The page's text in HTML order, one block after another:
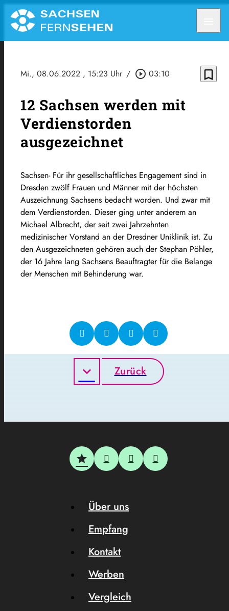
Mi., 08.06.2022 , 15:23 Uhr / play_circle_outline 03:10 bookmark_border
12 Sachsen werden mit
Verdienstorden
ausgezeichnet
Sachsen- Für ihr gesellschaftliches Engagement sind in
Dresden zwölf Frauen und Männer mit der höchsten
Auszeichnung Sachsens bedacht worden. Und zwar mit
dem Verdienstorden. Dieser ging unter anderem an
Michael Albrecht, der seit zwei Jahrzehnten
medizinischer Vorstand an der Dresdner Uniklinik ist. Zu
den Ausgezeichneten gehören auch der Stephan Pöhler,
der 16 Jahre lang Sachsens Beauftragter für die Belange
der Menschen mit Behinderung war.
Zurück
Über uns
Empfang
Kontakt
Werben
Vergleich